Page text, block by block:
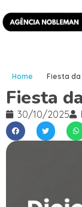
Home Fiesta
Fiesta
30/10/2025